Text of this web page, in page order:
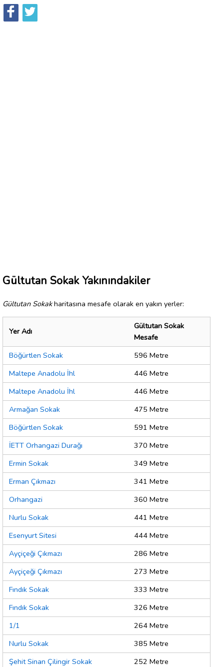
Gültutan Sokak Yakınındakiler
Gültutan Sokakharitasına mesafe olarak en yakın yerler:
Yer Adı
Gültutan Sokak
Mesafe
Böğürtlen Sokak
596 Metre
Maltepe Anadolu İhl
446 Metre
Maltepe Anadolu İhl
446 Metre
Armağan Sokak
475 Metre
Böğürtlen Sokak
591 Metre
İETT Orhangazi Durağı
370 Metre
Ermin Sokak
349 Metre
Erman Çıkmazı
341 Metre
Orhangazi
360 Metre
Nurlu Sokak
441 Metre
Esenyurt Sitesi
444 Metre
Ayçiçeği Çıkmazı
286 Metre
Ayçiçeği Çıkmazı
273 Metre
Fındık Sokak
333 Metre
Fındık Sokak
326 Metre
1/1
264 Metre
Nurlu Sokak
385 Metre
Şehit Sinan Çilingir Sokak
252 Metre